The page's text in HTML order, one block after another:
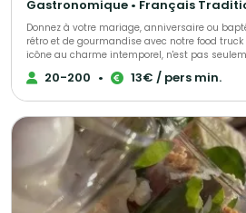
Gastronomique • Français
Donnez à votre mariage, anniversaire ou
rétro et de gourmandise avec notre food truck Piaggio ! Notre
icône au charme intemporel, n'est pas
accessoire de décoration qui apportera une
deviendra un cadre photo de rêve pour immortaliser
afterworks, séminaires et lancements de
convivialité raffinée. Option sans food Truck : Nous livrons vos plateaux
directement chez vous ou sur le lieu de
Service rapide et soigné. Chez By chonchon nous réinventons la tradition
des pintxos basques en vous proposant des
créatives, élaborées avec des produits frais et faits
souhaitez allié le salé/sucré pour un apéritif
20-200 • 13€ / pers min.